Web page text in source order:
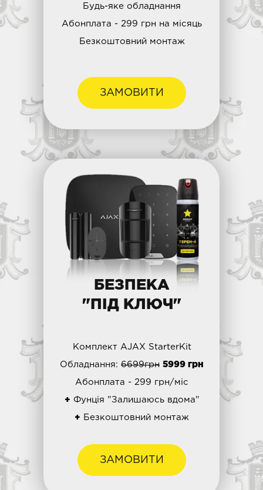
Будь-яке обладнання
Абонплата - 299 грн на місяць
Безкоштовний монтаж
ЗАМОВИТИ
БЕЗПЕКА
"ПІД КЛЮЧ"
Комплект AJAX StarterKit
Обладнання: 6699грн 5999 грн
Абонплата - 299 грн/міс
+ Фунція "Залишаюсь вдома"
+ Безкоштовний монтаж
ЗАМОВИТИ